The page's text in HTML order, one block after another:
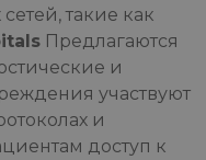
такие как
Предлагаются
и
участвуют
и
доступ к